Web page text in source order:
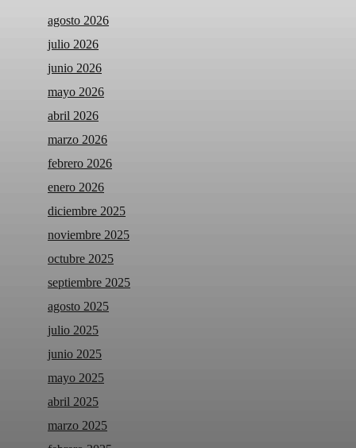
agosto 2026
julio 2026
junio 2026
mayo 2026
abril 2026
marzo 2026
febrero 2026
enero 2026
diciembre 2025
noviembre 2025
octubre 2025
septiembre 2025
agosto 2025
julio 2025
junio 2025
mayo 2025
abril 2025
marzo 2025